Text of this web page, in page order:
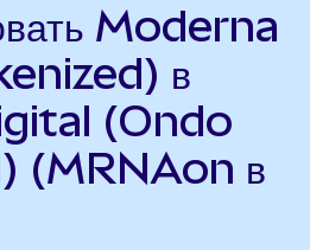
Moderna
в
(Ondo
(MRNAon в